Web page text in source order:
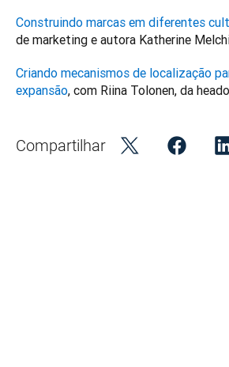
Construindo marcas em diferentes
de marketing e autora Katherine
Criando mecanismos de localização
expansão, com Riina Tolonen, da
Compartilhar